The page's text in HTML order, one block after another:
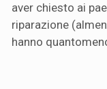
aver chiesto ai
riparazione
hanno